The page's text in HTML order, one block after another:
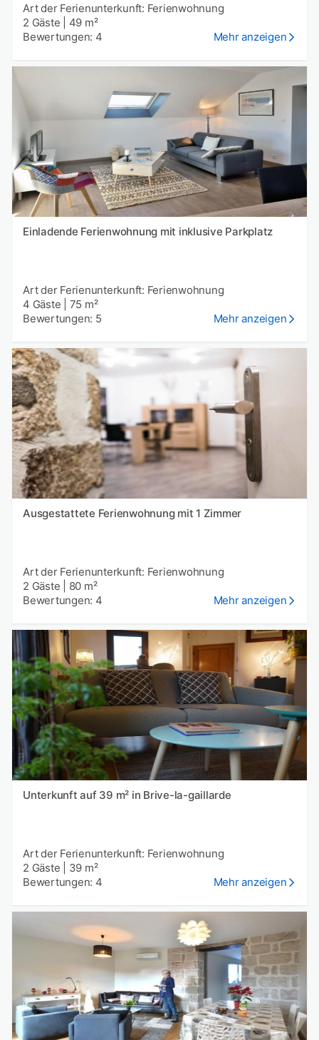
Art der Ferienunterkunft: Ferienwohnung
2 Gäste
49 m²
Bewertungen: 4
Mehr anzeigen
Einladende Ferienwohnung mit inklusive Parkplatz
Art der Ferienunterkunft: Ferienwohnung
4 Gäste
75 m²
Bewertungen: 5
Mehr anzeigen
Ausgestattete Ferienwohnung mit 1 Zimmer
Art der Ferienunterkunft: Ferienwohnung
2 Gäste
80 m²
Bewertungen: 4
Mehr anzeigen
Unterkunft auf 39 m² in Brive-la-gaillarde
Art der Ferienunterkunft: Ferienwohnung
2 Gäste
39 m²
Bewertungen: 4
Mehr anzeigen